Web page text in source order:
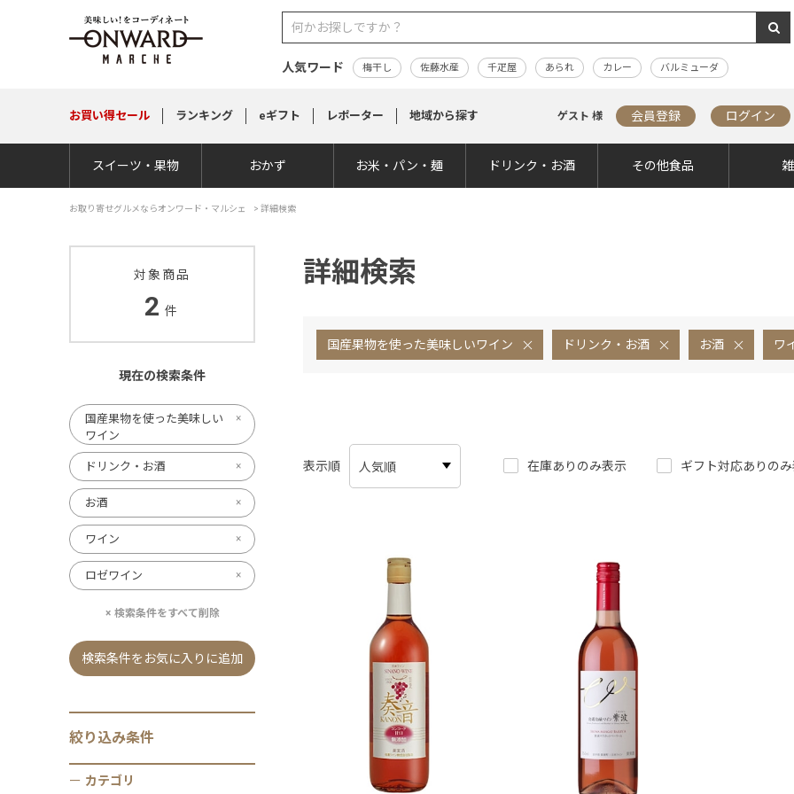
人気ワード 梅干し 佐藤水産 千疋屋 あられ カレー バルミューダ
お買い得セール ランキング eギフト レポーター 地域から探す ゲスト 様 会員登録 ログイン
スイーツ・果物 おかず お米・パン・麺 ドリンク・お酒 その他食品
お取り寄せグルメならオンワード・マルシェ > 詳細検索
詳細検索
国産果物を使った美味しいワイン ドリンク・お酒 お酒 ワ
表示順 在庫ありのみ表示 ギフト対応ありの
対象商品
2 件
現在の検索条件
国産果物を使った美味しい
ワイン
ドリンク・お酒
お酒
ワイン
ロゼワイン
検索条件をすべて削除
検索条件をお気に入りに追加
絞り込み条件
カテゴリ